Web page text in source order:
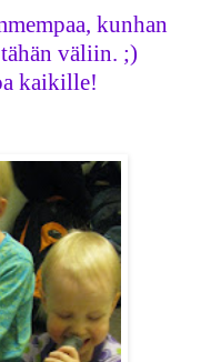
kunhan
väliin. ;)
kaikille!